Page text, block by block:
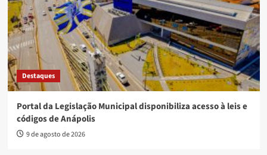
Destaques
Portal da Legislação Municipal disponibiliza acesso à leis e
códigos de Anápolis
9 de agosto de 2026